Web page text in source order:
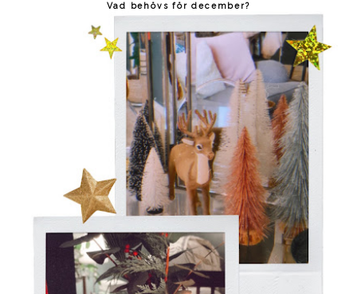
Vad behövs för december?